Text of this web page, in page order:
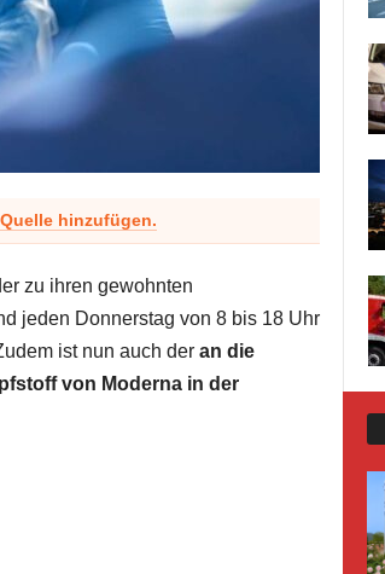
hinzufügen.
zu ihren gewohnten
jeden Donnerstag von 8 bis 18 Uhr
ist nun auch der an die
von Moderna in der